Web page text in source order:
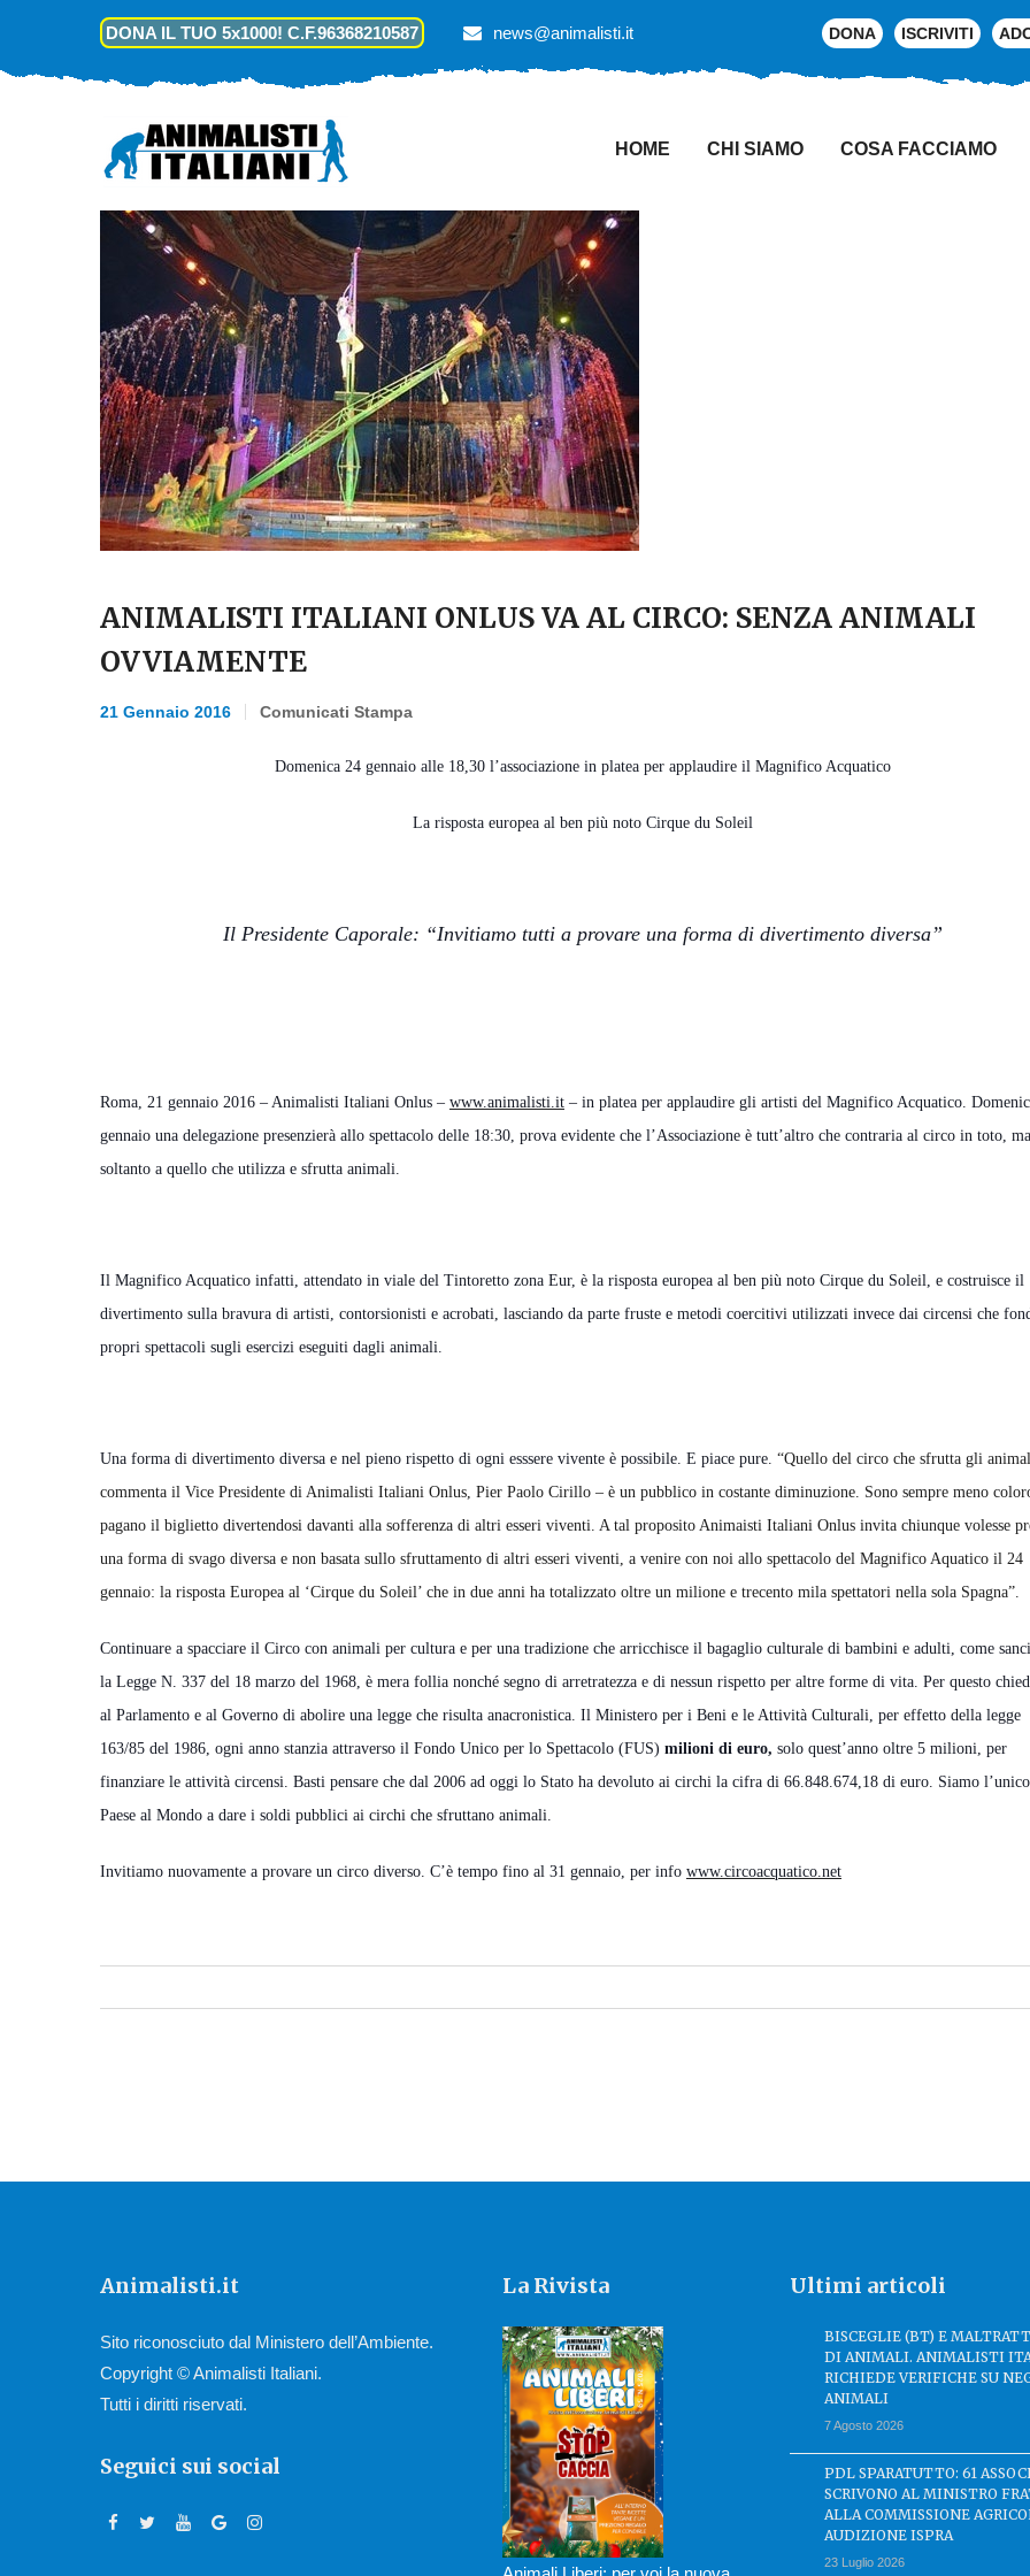
DONA IL TUO 5x1000! C.F.96368210587 news@animalisti.it DONA ISCRIVITI
HOME CHI SIAMO COSA FACCIAMO
ANIMALISTI ITALIANI ONLUS VA AL CIRCO: SENZA ANIMALI
OVVIAMENTE
21 Gennaio 2016 Comunicati Stampa
Domenica 24 gennaio alle 18,30 l’associazione in platea per applaudire il Magnifico Acquatico
La risposta europea al ben più noto Cirque du Soleil
Il Presidente Caporale: “Invitiamo tutti a provare una forma di divertimento diversa”
Roma, 21 gennaio 2016 – Animalisti Italiani Onlus – www.animalisti.it – in platea per applaudire gli artisti del Magnifico Acquatico.
gennaio una delegazione presenzierà allo spettacolo delle 18:30, prova evidente che l’Associazione è tutt’altro che contraria al circo in toto, ma
soltanto a quello che utilizza e sfrutta animali.
Il Magnifico Acquatico infatti, attendato in viale del Tintoretto zona Eur, è la risposta europea al ben più noto Cirque du Soleil, e costruisce il
divertimento sulla bravura di artisti, contorsionisti e acrobati, lasciando da parte fruste e metodi coercitivi utilizzati invece dai circensi che
propri spettacoli sugli esercizi eseguiti dagli animali.
Una forma di divertimento diversa e nel pieno rispetto di ogni esssere vivente è possibile. E piace pure. “Quello del circo che sfrutta gli
commenta il Vice Presidente di Animalisti Italiani Onlus, Pier Paolo Cirillo – è un pubblico in costante diminuzione. Sono sempre meno
pagano il biglietto divertendosi davanti alla sofferenza di altri esseri viventi. A tal proposito Animaisti Italiani Onlus invita chiunque volesse
una forma di svago diversa e non basata sullo sfruttamento di altri esseri viventi, a venire con noi allo spettacolo del Magnifico Aquatico il 24
gennaio: la risposta Europea al ‘Cirque du Soleil’ che in due anni ha totalizzato oltre un milione e trecento mila spettatori nella sola Spagna”.
Continuare a spacciare il Circo con animali per cultura e per una tradizione che arricchisce il bagaglio culturale di bambini e adulti, come
la Legge N. 337 del 18 marzo del 1968, è mera follia nonché segno di arretratezza e di nessun rispetto per altre forme di vita. Per questo
al Parlamento e al Governo di abolire una legge che risulta anacronistica. Il Ministero per i Beni e le Attività Culturali, per effetto della legge
163/85 del 1986, ogni anno stanzia attraverso il Fondo Unico per lo Spettacolo (FUS) milioni di euro, solo quest’anno oltre 5 milioni, per
finanziare le attività circensi. Basti pensare che dal 2006 ad oggi lo Stato ha devoluto ai circhi la cifra di 66.848.674,18 di euro. Siamo l’unico
Paese al Mondo a dare i soldi pubblici ai circhi che sfruttano animali.
Invitiamo nuovamente a provare un circo diverso. C’è tempo fino al 31 gennaio, per info www.circoacquatico.net
Animalisti.it
Sito riconosciuto dal Ministero dell’Ambiente.
Copyright © Animalisti Italiani.
Tutti i diritti riservati.
Seguici sui social
La Rivista Ultimi articoli
BISCEGLIE (BT) E
DI ANIMALI. ANIMALISTI
RICHIEDE VERIFICHE SU
ANIMALI
7 Agosto 2026
PDL SPARATUTTO: 61
SCRIVONO AL MINISTRO
ALLA COMMISSIONE
AUDIZIONE ISPRA
23 Luglio 2026